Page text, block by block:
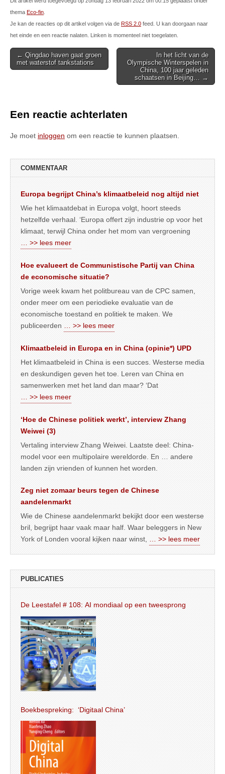
thema Eco-fin
Je kan de reacties op dit artikel volgen via de RSS 2.0 feed. U kan doorgaan naar
het einde en een reactie nalaten. Linken is momenteel niet toegelaten.
Post
navigation
← Qingdao haven gaat groen
met waterstof tankstations
In het licht van de
Olympische Winterspelen in
China, 100 jaar geleden
schaatsen in Beijing… →
Een reactie achterlaten
Je moet inloggen om een reactie te kunnen plaatsen.
COMMENTAAR
Europa begrijpt China’s klimaatbeleid nog altijd niet
Wie het klimaatdebat in Europa volgt, hoort steeds
hetzelfde verhaal. ‘Europa offert zijn industrie op voor het
klimaat, terwijl China onder het mom van vergroening
… >> lees meer
Hoe evalueert de Communistische Partij van China
de economische situatie?
Vorige week kwam het politbureau van de CPC samen,
onder meer om een periodieke evaluatie van de
economische toestand en politiek te maken. We
publiceerden
… >> lees meer
Klimaatbeleid in Europa en in China (opinie*) UPD
Het klimaatbeleid in China is een succes. Westerse media
en deskundigen geven het toe. Leren van China en
samenwerken met het land dan maar? ‘Dat
… >> lees meer
‘Hoe de Chinese politiek werkt’, interview Zhang
Weiwei (3)
Vertaling interview Zhang Weiwei. Laatste deel: China-
model voor een multipolaire wereldorde. En … andere
landen zijn vrienden of kunnen het worden.
Zeg niet zomaar beurs tegen de Chinese
aandelenmarkt
Wie de Chinese aandelenmarkt bekijkt door een westerse
bril, begrijpt haar vaak maar half. Waar beleggers in New
York of Londen vooral kijken naar winst,
… >> lees meer
PUBLICATIES
De Leestafel # 108: AI mondiaal op een tweesprong
Boekbespreking: ‘Digitaal China’